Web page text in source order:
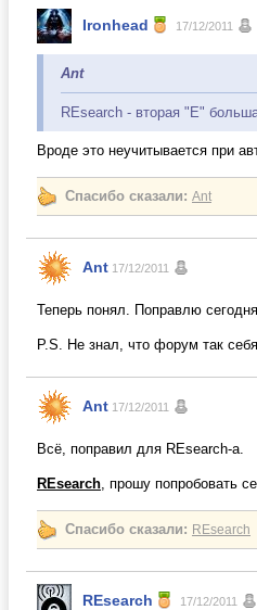
Ironhead 17/12/2011
Ant
REsearch - вторая "E"
Вроде это неучитывается при
Спасибо сказали: Ant
Ant 17/12/2011
Теперь понял. Поправлю
P.S. Не знал, что форум так
Ant 17/12/2011
Всё, поправил для REsearch-a.
REsearch, прошу попробовать
Спасибо сказали: REsearch
REsearch 17/12/2011